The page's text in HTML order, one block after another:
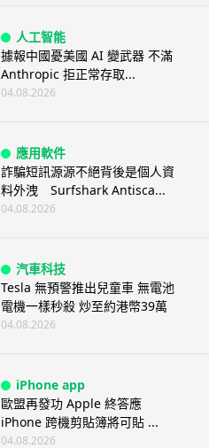
人工智能
據報中國憂美國 AI 變武器 不滿
Anthropic 拒正常存取...
04.08.2026
應用軟件
詐騙短訊源源不絕背後是個人資
料外洩 Surfshark Antisca...
04.08.2026
汽車科技
Tesla 無預警推出兒童車 無電池
電機一樣秒殺 炒至約港幣39萬
04.08.2026
iPhone app
歐盟再發功 Apple 終答應
iPhone 跨機剪貼簿將可貼 ...
04.08.2026